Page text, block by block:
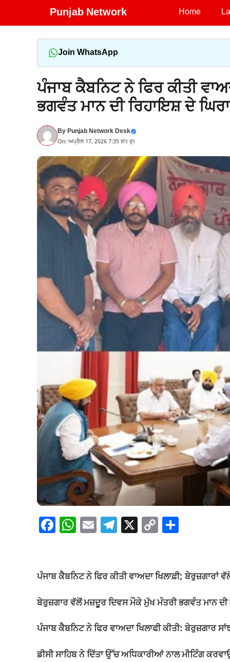
Punjab Network Home
Join WhatsApp
ਪੰਜਾਬ ਕੈਬਨਿਟ ਨੇ ਫਿਰ ਕੀਤੀ
ਭਗਵੰਤ ਮਾਨ ਦੀ ਰਿਹਾਇਸ਼ ਦੇ
ByPunjab Network Desk
On: ਅਪ੍ਰੈਲ 17, 2026 7:35 ਬਾਃ ਦੁਃ
F
e
o
o
W
s
p
p
E T
gr
m
X C
y
n
k
e
ਪੰਜਾਬ ਕੈਬਨਿਟ ਨੇ ਫਿਰ ਕੀਤੀ ਵਾਅਦਾ ਖਿਲਾਫ਼ੀ; ਬੇਰੁਜ਼ਗਾਰਾਂ
ਬੇਰੁਜ਼ਗਾਰ ਵੱਲੋਂ ਮਜ਼ਦੂਰ ਦਿਵਸ ਮੌਕੇ ਮੁੱਖ ਮੰਤਰੀ ਭਗਵੰਤ ਮਾਨ ਦੀ
ਪੰਜਾਬ ਕੈਬਨਿਟ ਨੇ ਫਿਰ ਵਾਅਦਾ ਖਿਲਾਫੀ ਕੀਤੀ: ਬੇਰੁਜ਼ਗਾਰ
ਡੀਸੀ ਸਾਹਿਬ ਨੇ ਦਿੱਤਾ ਉੱਚ ਅਧਿਕਾਰੀਆਂ ਨਾਲ ਮੀਟਿੰਗ